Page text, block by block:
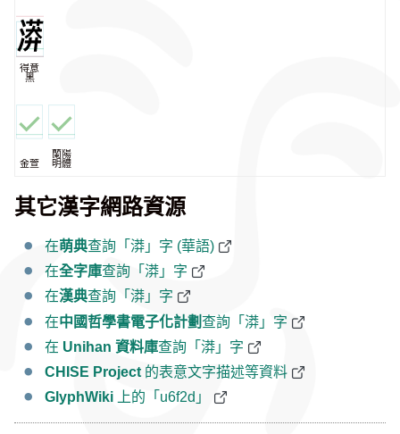
得意
黑
金萱
蘭陽
明體
其它漢字網路資源
在萌典查詢「漭」字 (華語)
在全字庫查詢「漭」字
在漢典查詢「漭」字
在中國哲學書電子化計劃查詢「漭」字
在 Unihan 資料庫查詢「漭」字
CHISE Project 的表意文字描述等資料
GlyphWiki 上的「u6f2d」